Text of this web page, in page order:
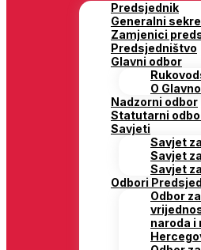
Predsjednik
Generalni
Zamjenici
Predsjedništvo
Glavni odbor
O
Nadzorni odbor
Statutarni
Savjeti
Savjet
Savjet
Savjet
Odbori
Odbor
naroda i